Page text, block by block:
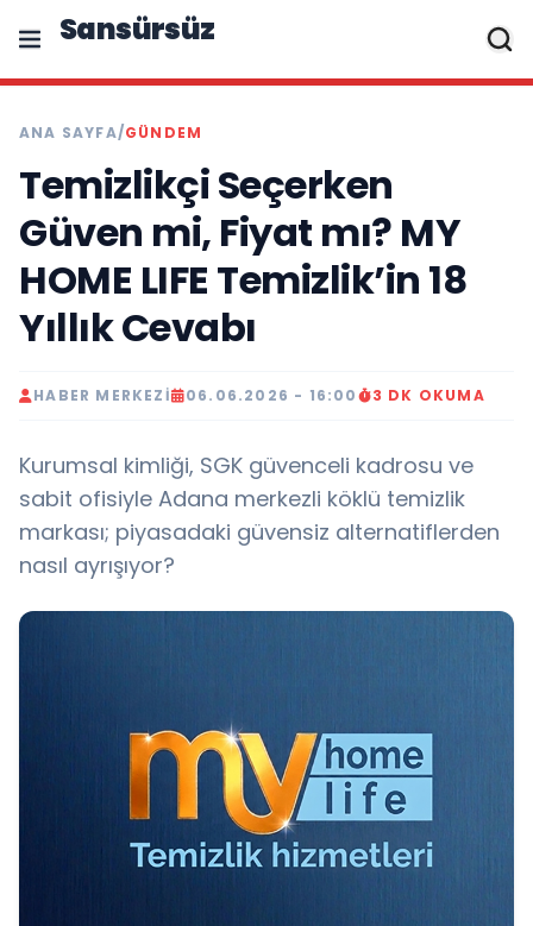
Sansürsüz
ANA SAYFA/GÜNDEM
Temizlikçi Seçerken
Güven mi, Fiyat mı? MY
HOME LIFE Temizlik’in 18
Yıllık Cevabı
HABER MERKEZI 06.06.2026 - 16:00 3 DK OKUMA
Kurumsal kimliği, SGK güvenceli kadrosu ve
sabit ofisiyle Adana merkezli köklü temizlik
markası; piyasadaki güvensiz alternatiflerden
nasıl ayrışıyor?